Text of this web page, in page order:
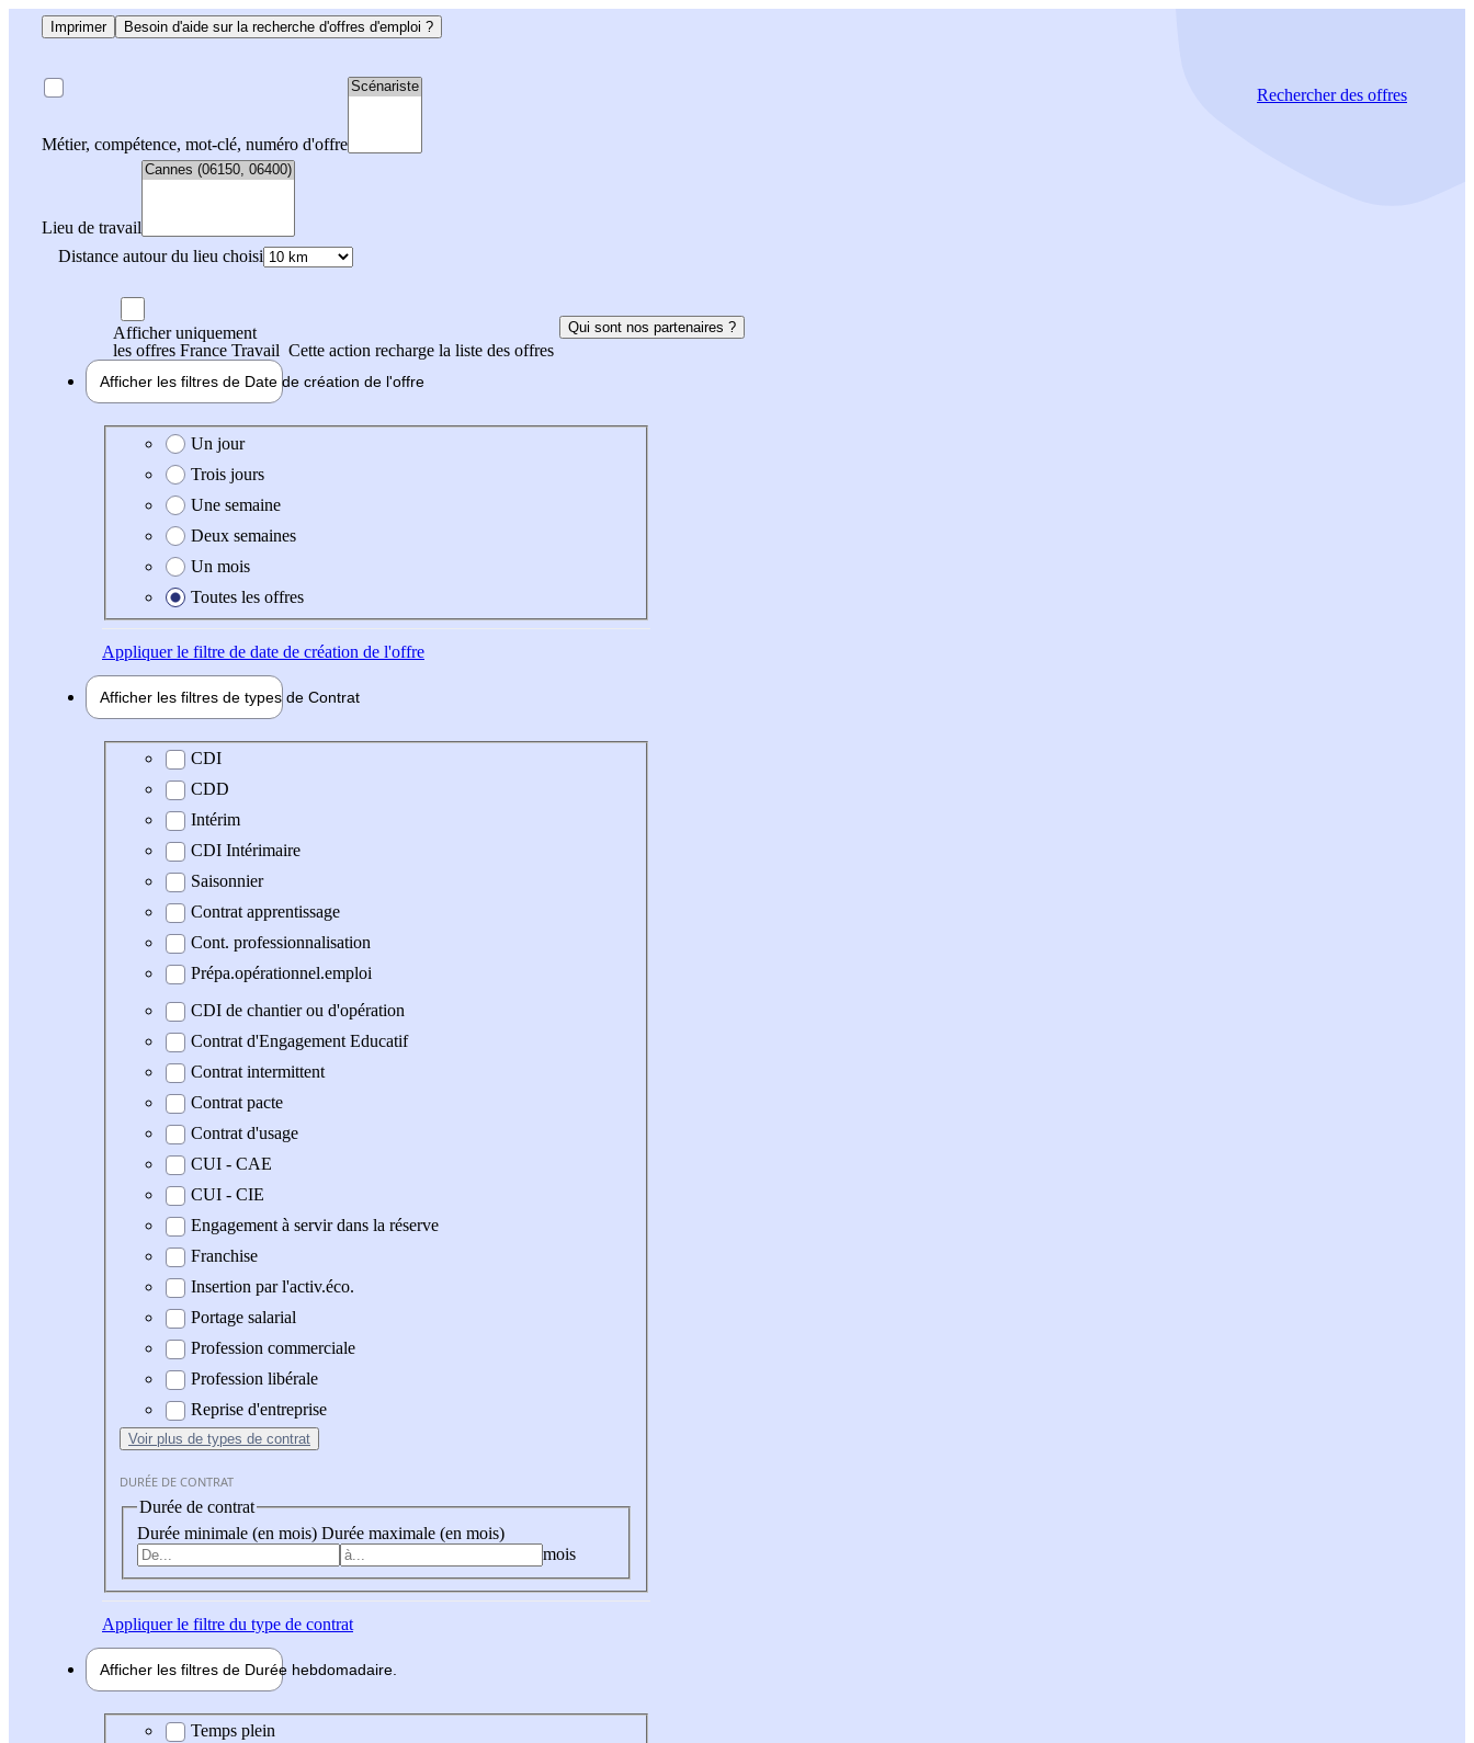
Imprimer Besoin d'aide sur la recherche d'offres d'emploi ?
Métier, compétence, mot-clé, numéro d'offre
Lieu de travail
Distance autour du lieu choisi
Rechercherdes offres
Afficher uniquement
les offres France Travail Cette action recharge la liste des offres
Qui sont nos partenaires ?
Afficher les filtres de Date de création de l'offre
Date de création de l'offre
Un jour
Trois jours
Une semaine
Deux semaines
Un mois
Toutes les offres
Appliquerle filtre de date de création de l'offre
Afficher les filtres de types de Contrat
Type de contrat
CDI
CDD
Intérim
CDI Intérimaire
Saisonnier
Contrat apprentissage
Cont. professionnalisation
Prépa.opérationnel.emploi
CDI de chantier ou d'opération
Contrat d'Engagement Educatif
Contrat intermittent
Contrat pacte
Contrat d'usage
CUI - CAE
CUI - CIE
Engagement à servir dans la réserve
Franchise
Insertion par l'activ.éco.
Portage salarial
Profession commerciale
Profession libérale
Reprise d'entreprise
Voir plus de types de contrat
DURÉE DE CONTRAT
Durée de contrat
Durée minimale (en mois) Durée maximale (en mois)
mois
Appliquerle filtre du type de contrat
Afficher les filtres de Durée hebdomadaire
Durée hebdomadaire
Temps plein